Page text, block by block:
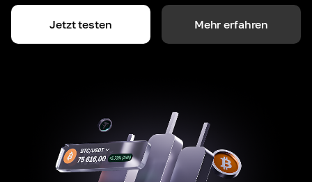
Jetzt testen Mehr erfahren